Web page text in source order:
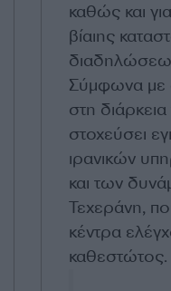
καθώς και
βίαιης
Σύμφωνα με
στη
στοχεύσει
ιρανικών
και των
Τεχεράνη,
κέντρα
καθεστώτος.